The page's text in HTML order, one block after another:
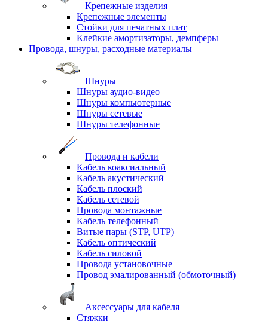
Крепежные изделия
Крепежные элементы
Стойки для печатных плат
Клейкие амортизаторы, демпферы
Провода, шнуры, расходные материалы
Шнуры
Шнуры аудио-видео
Шнуры компьютерные
Шнуры сетевые
Шнуры телефонные
Провода и кабели
Кабель коаксиальный
Кабель акустический
Кабель плоский
Кабель сетевой
Провода монтажные
Кабель телефонный
Витые пары (STP, UTP)
Кабель оптический
Кабель силовой
Провода установочные
Провод эмалированный (обмоточный)
Аксессуары для кабеля
Стяжки